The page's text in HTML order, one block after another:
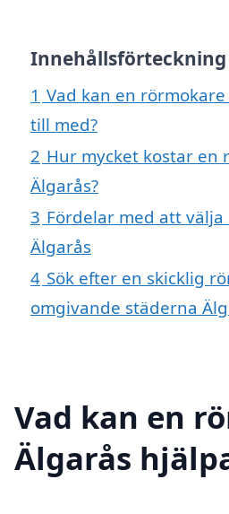
Innehållsförteckning
1 Vad kan en
till med?
2 Hur mycket kostar en
Älgarås?
3 Fördelar med att
Älgarås
4 Sök efter en skicklig
omgivande städerna
Vad kan en
Älgarås